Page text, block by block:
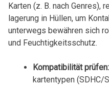
Karten (z. B.‍ nach Genres),
lagerung in⁣ Hüllen, um
unterwegs bewähren sich
und Feuchtigkeitsschutz.
Kompatibilität prüfen:
kartentypen⁤ (SDHC/